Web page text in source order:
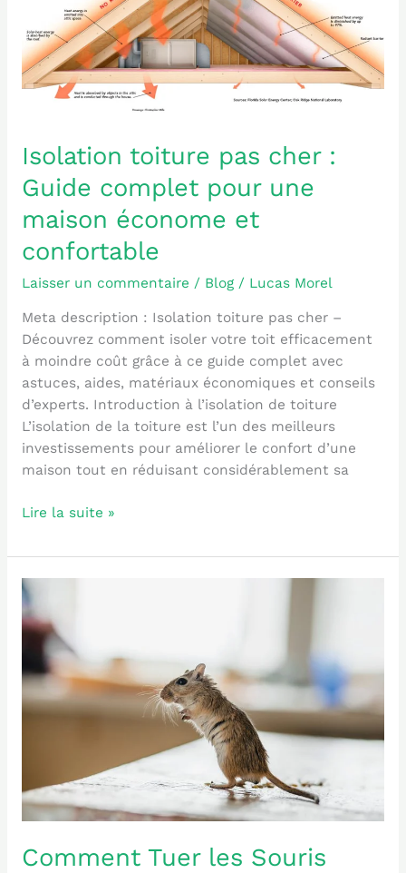
Isolation toiture pas cher :
Guide complet pour une
maison économe et
confortable
Laisser un commentaire / Blog/ Lucas Morel
Meta description : Isolation toiture pas cher –
Découvrez comment isoler votre toit efficacement
à moindre coût grâce à ce guide complet avec
astuces, aides, matériaux économiques et conseils
d’experts. Introduction à l’isolation de toiture
L’isolation de la toiture est l’un des meilleurs
investissements pour améliorer le confort d’une
maison tout en réduisant considérablement sa
Guide
complet
pour
économe
et
confortable
Lire la suite »
Comment Tuer les Souris
Comment
Tuer
les
Souris
Efficacement
et
Guide